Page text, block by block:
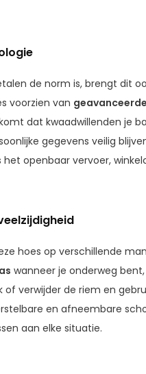
de norm is, brengt dit
voorzien van
dat kwaadwillenden je
gegevens veilig
openbaar vervoer,
hoes op verschillende
wanneer je onderweg
of verwijder de riem en
en afneembare
aan elke situatie.